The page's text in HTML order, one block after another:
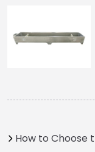
How to Choose